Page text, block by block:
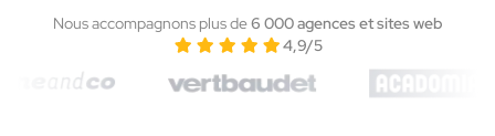
Nous accompagnons plus de6 000 agences et sites web
4,9/5